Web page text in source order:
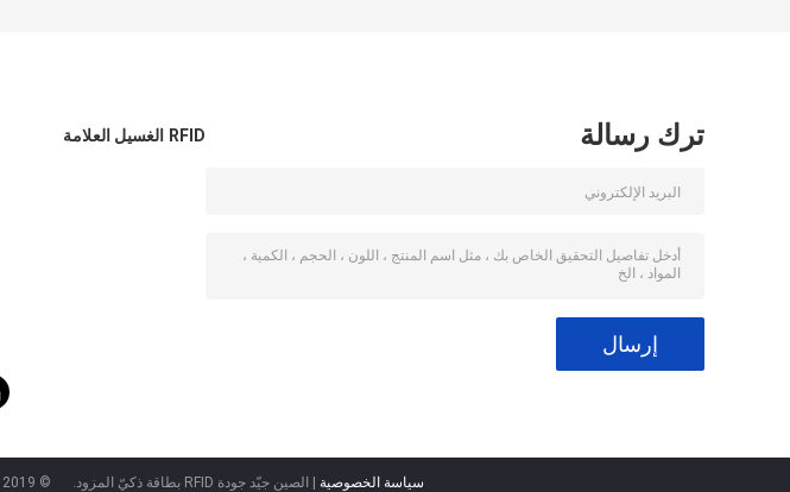
RFID الغسيل العلامة ترك رسالة
سياسة الخصوصية | الصين جيّد جودة RFID بطاقة ذكيّ المزود. © 2019 - 2026 Shenzhen ZDCARD Technology Co., Ltd.. All Rights Reserved.